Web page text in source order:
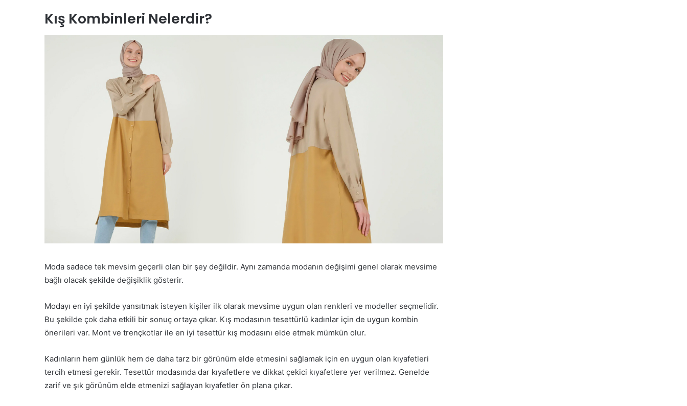
Kış Kombinleri Nelerdir?
Moda sadece tek mevsim geçerli olan bir şey değildir. Aynı zamanda modanın değişimi genel olarak mevsime
bağlı olacak şekilde değişiklik gösterir.
Modayı en iyi şekilde yansıtmak isteyen kişiler ilk olarak mevsime uygun olan renkleri ve modeller seçmelidir.
Bu şekilde çok daha etkili bir sonuç ortaya çıkar. Kış modasının tesettürlü kadınlar için de uygun kombin
önerileri var. Mont ve trençkotlar ile en iyi tesettür kış modasını elde etmek mümkün olur.
Kadınların hem günlük hem de daha tarz bir görünüm elde etmesini sağlamak için en uygun olan kıyafetleri
tercih etmesi gerekir. Tesettür modasında dar kıyafetlere ve dikkat çekici kıyafetlere yer verilmez. Genelde
zarif ve şık görünüm elde etmenizi sağlayan kıyafetler ön plana çıkar.